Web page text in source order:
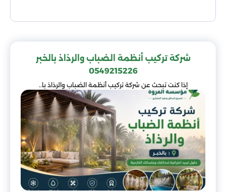
شركة تركيب أنظمة الضباب والرذاذ بالخبر
0549215226
إذا كنت تبحث عن شركة تركيب أنظمة الضباب والرذاذ با..